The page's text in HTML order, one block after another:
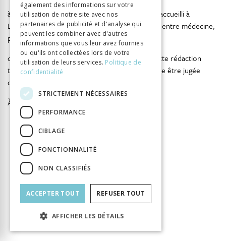
à Vincent Barras, l’historien et médecin qui m’a accueilli à
Lausanne pour la cotutelle de ce travail partagé entre médecine,
philosophie et histoire,
que ces trois maîtres directeurs trouvent en cette rédaction
toute ma reconnaissance, puisse cette recherche être jugée
digne de leurs attentions à mon égard.
À M.-A., à Judith & Thomas
INFORMATION
Auteur
Craus Yann
Éditeur
BHMS
9782940527625
Français
également des informations sur votre
utilisation de notre site avec nos
partenaires de publicité et d'analyse qui
peuvent les combiner avec d'autres
informations que vous leur avez fournies
ou qu'ils ont collectées lors de votre
utilisation de leurs services. Politique de
confidentialité
STRICTEMENT NÉCESSAIRES
PERFORMANCE
CIBLAGE
FONCTIONNALITÉ
NON CLASSIFIÉS
ACCEPTER TOUT REFUSER TOUT
AFFICHER LES DÉTAILS